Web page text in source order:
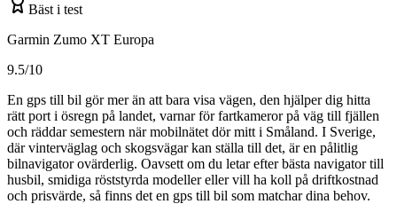
Bäst i test
Garmin Zumo XT Europa
9.5/10
En gps till bil gör mer än att bara visa vägen, den hjälper dig hitta
rätt port i ösregn på landet, varnar för fartkameror på väg till fjällen
och räddar semestern när mobilnätet dör mitt i Småland. I Sverige,
där vinterväglag och skogsvägar kan ställa till det, är en pålitlig
bilnavigator ovärderlig. Oavsett om du letar efter bästa navigator till
husbil, smidiga röststyrda modeller eller vill ha koll på driftkostnad
och prisvärde, så finns det en gps till bil som matchar dina behov.